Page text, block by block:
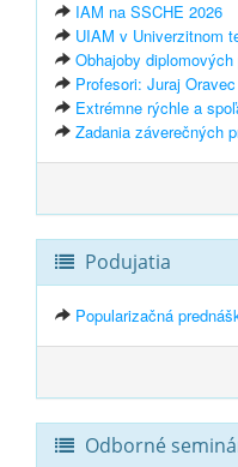
IAM na SSCHE 2026
UIAM v Univerzitnom
Obhajoby diplomových
Profesori: Juraj
Extrémne rýchle a
Zadania záverečných
Podujatia
Popularizačná
Odborné